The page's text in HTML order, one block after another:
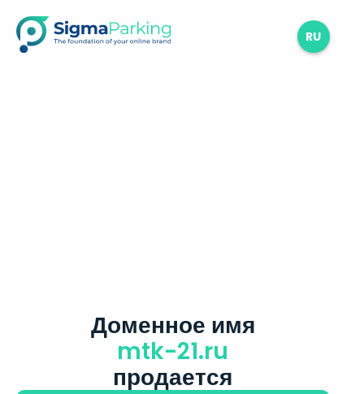
RU
Доменное имя
mtk-21.ru
продается